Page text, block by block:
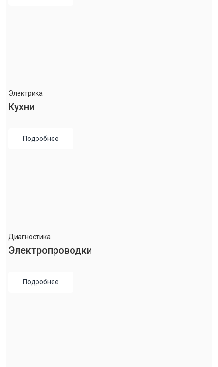
Электрика
Кухни
Подробнее
Диагностика
Электропроводки
Подробнее